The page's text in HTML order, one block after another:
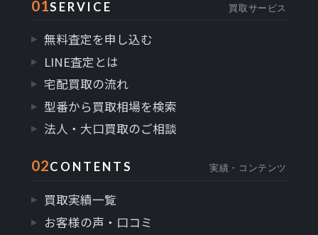
01SERVICE 買取サービス
無料査定を申し込む
LINE査定とは
宅配買取の流れ
型番から買取相場を検索
法人・大口買取のご相談
02CONTENTS 実績・コンテンツ
買取実績一覧
お客様の声・口コミ